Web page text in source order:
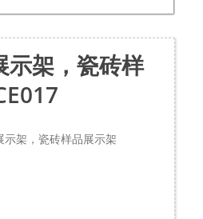
示架，瓷砖样
架，瓷砖样品展示架